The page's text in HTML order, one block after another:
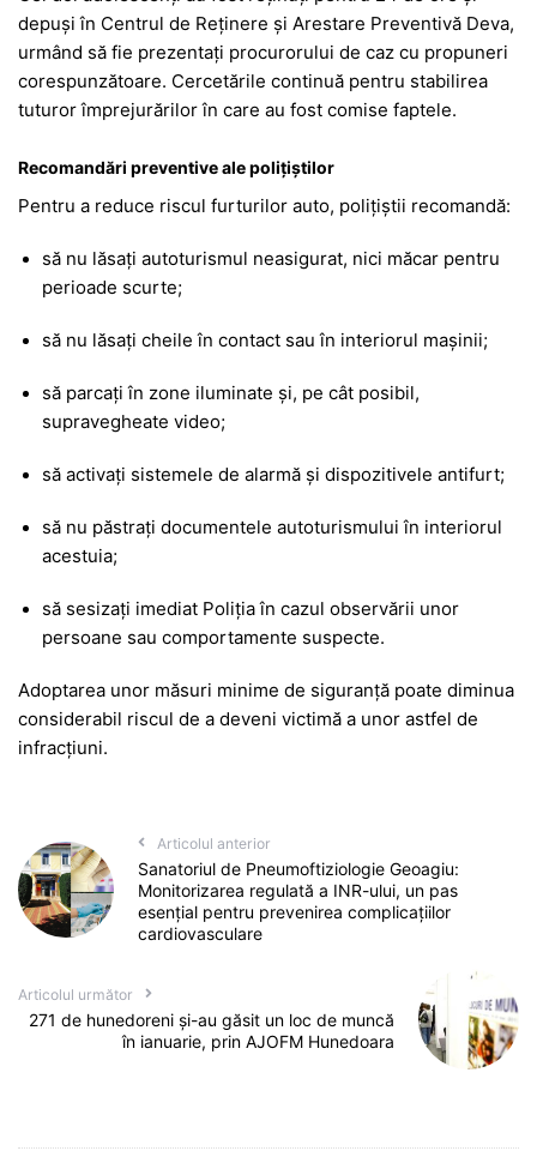
depuși în Centrul de Reținere și Arestare Preventivă Deva,
urmând să fie prezentați procurorului de caz cu propuneri
corespunzătoare. Cercetările continuă pentru stabilirea
tuturor împrejurărilor în care au fost comise faptele.
Recomandări preventive ale polițiștilor
Pentru a reduce riscul furturilor auto, polițiștii recomandă:
să nu lăsați autoturismul neasigurat, nici măcar pentru
perioade scurte;
să nu lăsați cheile în contact sau în interiorul mașinii;
să parcați în zone iluminate și, pe cât posibil,
supravegheate video;
să activați sistemele de alarmă și dispozitivele antifurt;
să nu păstrați documentele autoturismului în interiorul
acestuia;
să sesizați imediat Poliția în cazul observării unor
persoane sau comportamente suspecte.
Adoptarea unor măsuri minime de siguranță poate diminua
considerabil riscul de a deveni victimă a unor astfel de
infracțiuni.
Articolul anterior
Sanatoriul de Pneumoftiziologie Geoagiu:
Monitorizarea regulată a INR-ului, un pas
esențial pentru prevenirea complicațiilor
cardiovasculare
Articolul următor
271 de hunedoreni și-au găsit un loc de muncă
în ianuarie, prin AJOFM Hunedoara